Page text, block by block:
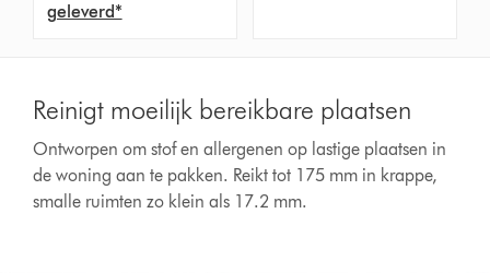
geleverd*
Reinigt moeilijk bereikbare plaatsen
Ontworpen om stof en allergenen op lastige plaatsen in
de woning aan te pakken. Reikt tot 175 mm in krappe,
smalle ruimten zo klein als 17.2 mm.